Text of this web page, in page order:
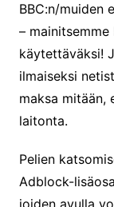
BBC:n/muiden
–
käytettäväksi!
ilmaiseksi
maksa mitään,
laitonta.
Pelien
Adblock-